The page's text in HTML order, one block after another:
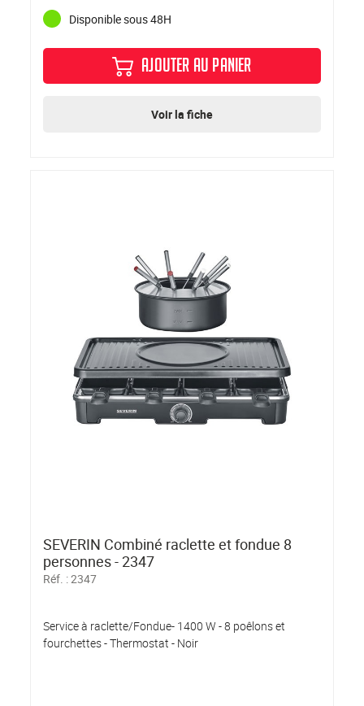
Disponible sous 48H
AJOUTER AU PANIER
Voir la fiche
SEVERIN Combiné raclette et fondue 8
personnes - 2347
Réf. :2347
Service à raclette/Fondue- 1400 W - 8 poêlons et
fourchettes - Thermostat - Noir